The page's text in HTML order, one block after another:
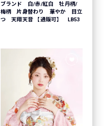
ブランド 白/赤/紅白 牡丹柄/
梅柄 片身替わり 華やか 目立
つ 天翔天音 【通販可】 LB53